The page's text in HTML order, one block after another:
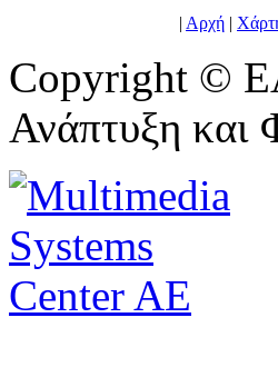
| Αρχή |
Copyright ©
Ανάπτυξη και